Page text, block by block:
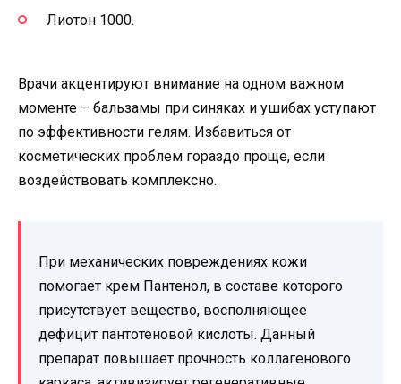
Лиотон 1000.
Врачи акцентируют внимание на одном важном
моменте – бальзамы при синяках и ушибах уступают
по эффективности гелям. Избавиться от
косметических проблем гораздо проще, если
воздействовать комплексно.
При механических повреждениях кожи
помогает крем Пантенол, в составе которого
присутствует вещество, восполняющее
дефицит пантотеновой кислоты. Данный
препарат повышает прочность коллагенового